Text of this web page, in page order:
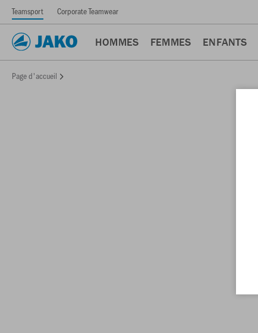
Teamsport Corporate Teamwear
HOMMES FEMMES ENFANTS
Page d'accueil